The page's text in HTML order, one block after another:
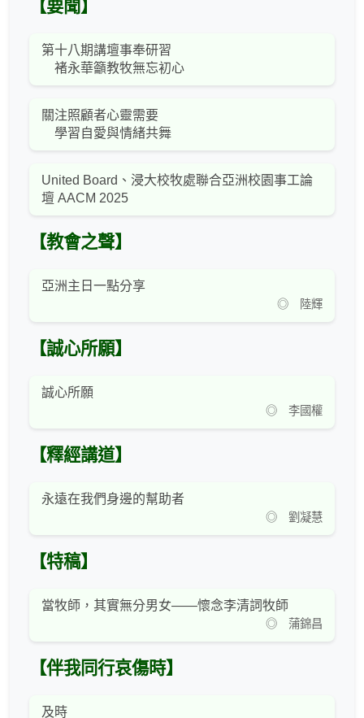
【要聞】
第十八期講壇事奉研習
褚永華籲教牧無忘初心
關注照顧者心靈需要
學習自愛與情緒共舞
United Board、浸大校牧處聯合亞洲校園事工論
壇 AACM 2025
【教會之聲】
亞洲主日一點分享
◎ 陸輝
【誠心所願】
誠心所願
◎ 李國權
【釋經講道】
永遠在我們身邊的幫助者
◎ 劉凝慧
【特稿】
當牧師，其實無分男女——懷念李清詞牧師
◎ 蒲錦昌
【伴我同行哀傷時】
及時